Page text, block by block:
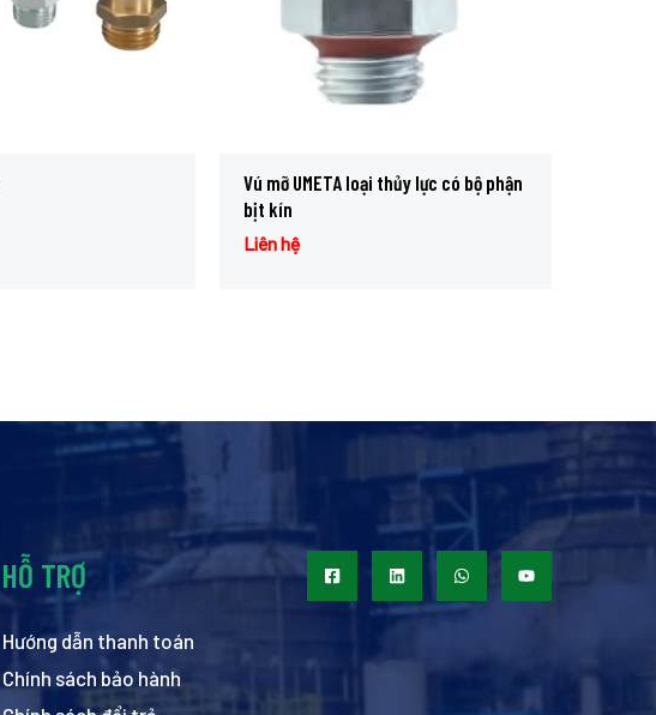
Vú mỡ UMETA loại thủy lực có bộ phận
bịt kín
Liên hệ
HỖ TRỢ
Hướng dẫn thanh toán
Chính sách bảo hành